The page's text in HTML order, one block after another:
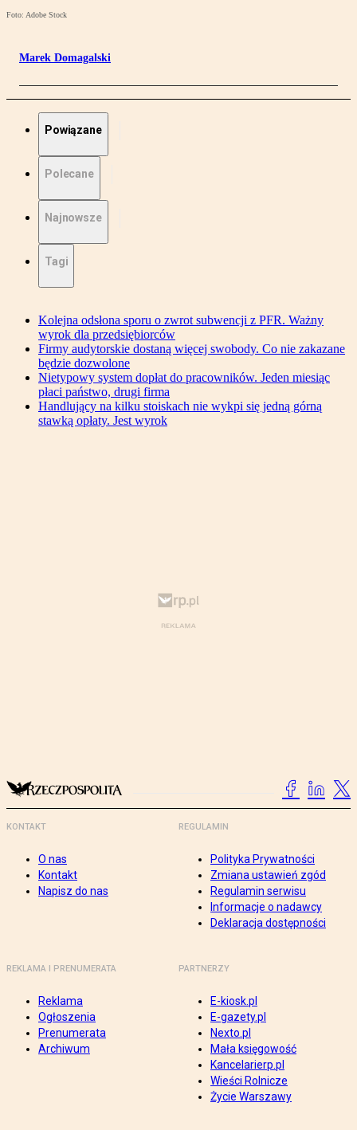
Foto: Adobe Stock
Marek Domagalski
Powiązane
Polecane
Najnowsze
Tagi
Kolejna odsłona sporu o zwrot subwencji z PFR. Ważny
wyrok dla przedsiębiorców
Firmy audytorskie dostaną więcej swobody. Co nie zakazane
będzie dozwolone
Nietypowy system dopłat do pracowników. Jeden miesiąc
płaci państwo, drugi firma
Handlujący na kilku stoiskach nie wykpi się jedną górną
stawką opłaty. Jest wyrok
KONTAKT
O nas
Kontakt
Napisz do nas
REGULAMIN
Polityka Prywatności
Zmiana ustawień zgód
Regulamin serwisu
Informacje o nadawcy
Deklaracja dostępności
REKLAMA I PRENUMERATA
Reklama
Ogłoszenia
Prenumerata
Archiwum
PARTNERZY
E-kiosk.pl
E-gazety.pl
Nexto.pl
Mała księgowość
Kancelarierp.pl
Wieści Rolnicze
Życie Warszawy